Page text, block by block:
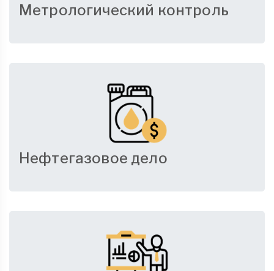
Метрологический контроль
Нефтегазовое дело